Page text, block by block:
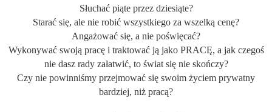
Słuchać piąte przez dziesiąte?
Starać się, ale nie robić wszystkiego za wszelką cenę?
Angażować się, a nie poświęcać?
Wykonywać swoją pracę i traktować ją jako PRACĘ, a jak czegoś
nie dasz rady załatwić, to świat się nie skończy?
Czy nie powinniśmy przejmować się swoim życiem prywatny
bardziej, niż pracą?